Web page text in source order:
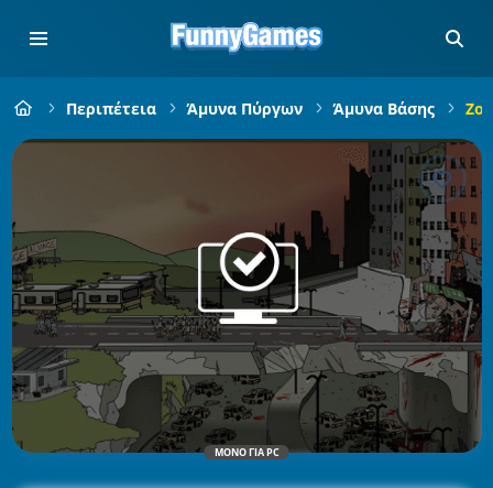
Περιπέτεια Άμυνα Πύργων Άμυνα Βάσης
ΜΌΝΟ ΓΙΑ PC